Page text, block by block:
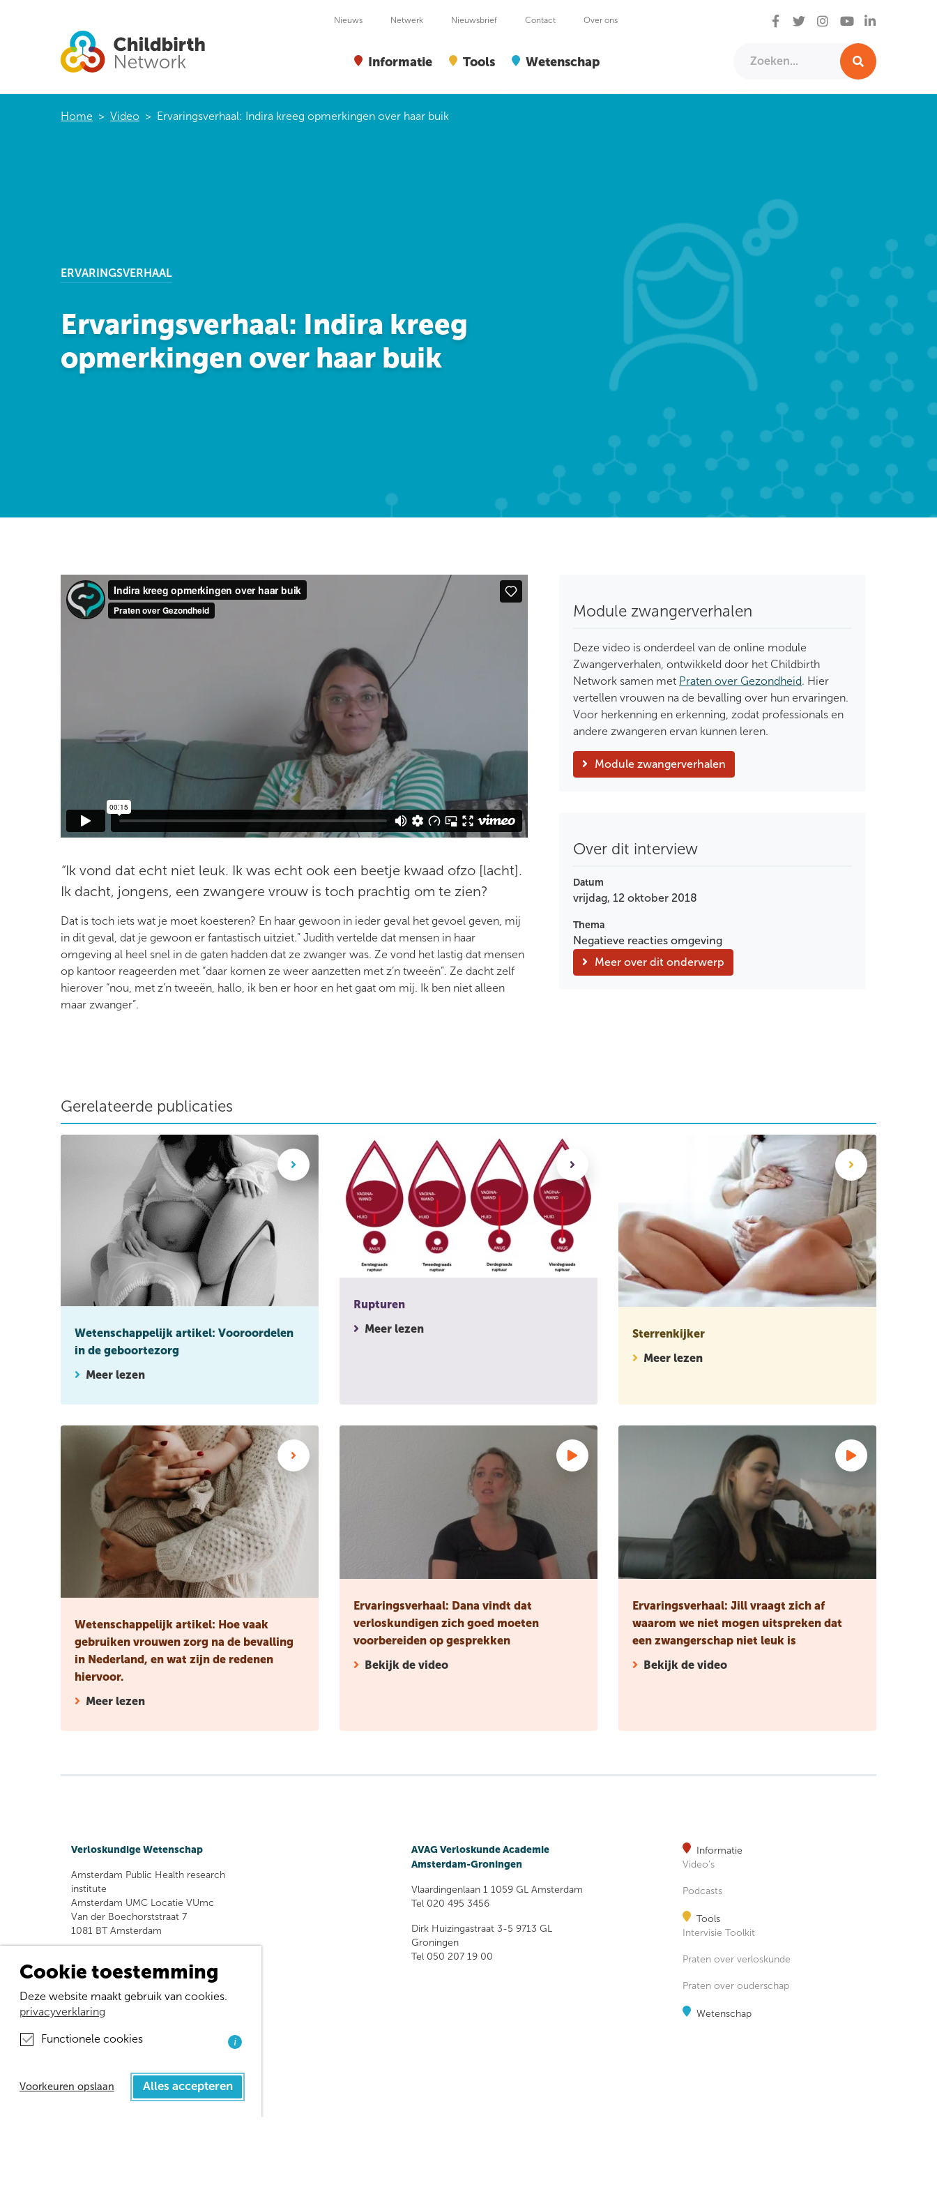
Facebook
TwitterInstagramLinkedIn
Nieuws Netwerk Nieuwsbrief Contact Over ons
Zoeken
Informatie Tools Wetenschap
Home > Video > Ervaringsverhaal: Indira kreeg opmerkingen over haar buik
ERVARINGSVERHAAL
Ervaringsverhaal: Indira kreeg
opmerkingen over haar buik
“Ik vond dat echt niet leuk. Ik was echt ook een beetje kwaad ofzo [lacht].
Ik dacht, jongens, een zwangere vrouw is toch prachtig om te zien?
Dat is toch iets wat je moet koesteren? En haar gewoon in ieder geval het gevoel geven, mij
in dit geval, dat je gewoon er fantastisch uitziet.” Judith vertelde dat mensen in haar
omgeving al heel snel in de gaten hadden dat ze zwanger was. Ze vond het lastig dat mensen
op kantoor reageerden met “daar komen ze weer aanzetten met z’n tweeën”. Ze dacht zelf
hierover “nou, met z’n tweeën, hallo, ik ben er hoor en het gaat om mij. Ik ben niet alleen
maar zwanger”.
Module zwangerverhalen
Deze video is onderdeel van de online module
Zwangerverhalen, ontwikkeld door het Childbirth
Network samen met Praten over Gezondheid. Hier
vertellen vrouwen na de bevalling over hun ervaringen.
Voor herkenning en erkenning, zodat professionals en
andere zwangeren ervan kunnen leren.
Module zwangerverhalen
Over dit interview
Datum
vrijdag, 12 oktober 2018
Thema
Negatieve reacties omgeving
Meer over dit onderwerp
Gerelateerde publicaties
Wetenschappelijk artikel: Vooroordelen in de geboortezorg
Wetenschappelijk artikel: Vooroordelen
in de geboortezorg
Meer lezen
Rupturen
Rupturen
Meer lezen
Sterrenkijker
Meer lezen
Wetenschappelijk artikel: Hoe vaak gebruiken vrouwen zorg na de bevalling in Nederland, en wat zijn de redenen hiervoor.
Wetenschappelijk artikel: Hoe vaak
gebruiken vrouwen zorg na de bevalling
in Nederland, en wat zijn de redenen
hiervoor.
Meer lezen
Ervaringsverhaal: Dana vindt dat verloskundigen zich goed moeten voorbereiden op gesprekken
Ervaringsverhaal: Dana vindt dat
verloskundigen zich goed moeten
voorbereiden op gesprekken
Bekijk de video
Ervaringsverhaal: Jill vraagt zich af waarom we niet mogen
Ervaringsverhaal: Jill vraagt zich af
waarom we niet mogen uitspreken dat
een zwangerschap niet leuk is
Bekijk de video
Verloskundige Wetenschap
Amsterdam Public Health research
institute
Amsterdam UMC Locatie VUmc
Van der Boechorststraat 7
1081 BT Amsterdam
Langdurige Zorg
Universitair Medisch Centrum Groningen
Oostersingel ingang 47 gebouw 50 2e
verdieping
huispostcode FA21
AVAG Verloskunde Academie
Amsterdam-Groningen
Vlaardingenlaan 1 1059 GL Amsterdam
Tel 020 495 3456
Dirk Huizingastraat 3-5 9713 GL
Groningen
Tel 050 207 19 00
Informatie
Video’s
Podcasts
Tools
Intervisie Toolkit
Praten over verloskunde
Praten over ouderschap
Wetenschap
Cookie toestemming
Deze website maakt gebruik van cookies.
privacyverklaring
Functionele cookies i
Voorkeuren opslaan Alles accepteren